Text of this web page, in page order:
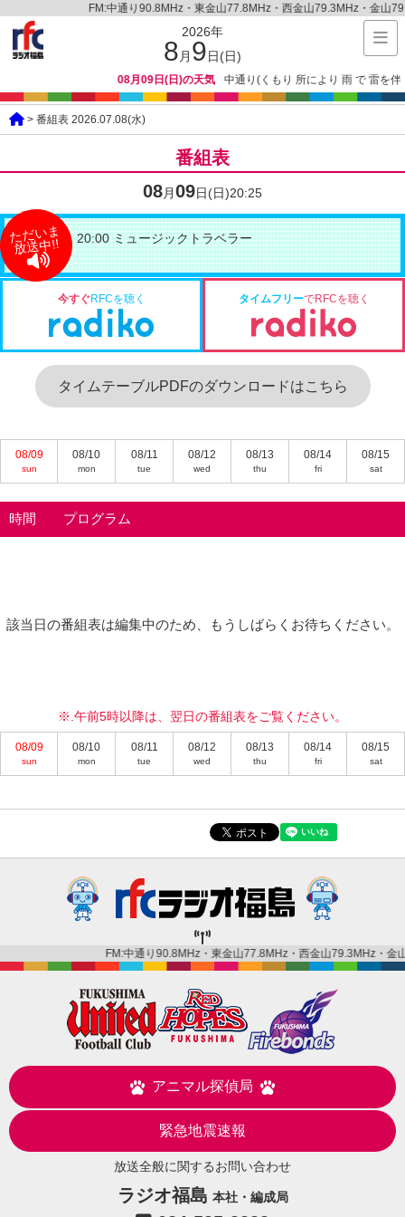
FM:中通り90.8MHz・東金山77.8MHz・西金山79.3MHz・金山
2026年
8 月 9日(日)
08月09日(日)の天気 中通り(くもり 所により 雨 で 雷を伴う
> 番組表 2026.07.08(水)
番組表
08月09日(日)20:25
ただいま
放送中!! 20:00 ミュージックトラベラー
今すぐRFCを聴く タイムフリーでRFCを聴く
タイムテーブルPDFのダウンロードはこちら
08/09
sun
08/10
mon
08/11
tue
08/12
wed
08/13
thu
08/14
fri
08/15
sat
時間 プログラム
該当日の番組表は編集中のため、もうしばらくお待ちください。
※.午前5時以降は、翌日の番組表をご覧ください。
08/09
sun
08/10
mon
08/11
tue
08/12
wed
08/13
thu
08/14
fri
08/15
sat
FM:中通り90.8MHz・東金山77.8MHz・西金山79.3MHz・金
アニマル探偵局
緊急地震速報
放送全般に関するお問い合わせ
ラジオ福島 本社・編成局